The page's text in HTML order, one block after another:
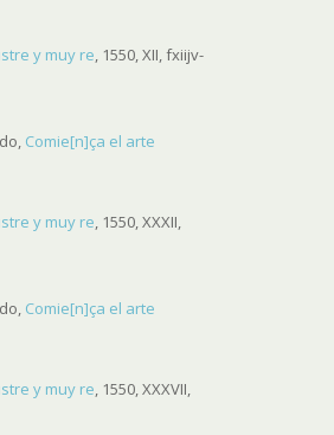
y muy re, 1550, XII, fxiijv-
Comie[n]ça el arte
y muy re, 1550, XXXII,
Comie[n]ça el arte
y muy re, 1550, XXXVII,